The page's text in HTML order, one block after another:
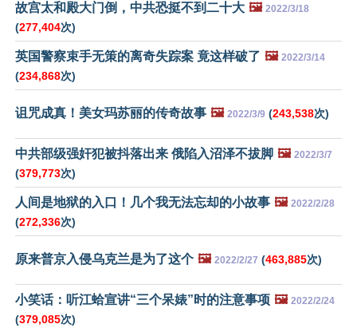
故宫太和殿大门倒，中共恐挺不到二十大 🖼️ 2022/3/18
(277,404次)
英国警察束手无策的离奇失踪案 竟这样破了 🖼️ 2022/3/14
(234,868次)
诅咒成真！美女玛苏丽的传奇故事 🖼️ 2022/3/9 (243,538次)
中共部级强奸犯被抖落出来 俄陷入沼泽不拔脚 🖼️ 2022/3/7
(379,773次)
人间是地狱的入口！几个我无法忘却的小故事 🖼️ 2022/2/28
(272,336次)
原来普京入侵乌克兰是为了这个 🖼️ 2022/2/27 (463,885次)
小笑话：听江蛤宣讲“三个呆婊”时的注意事项 🖼️ 2022/2/24
(379,085次)